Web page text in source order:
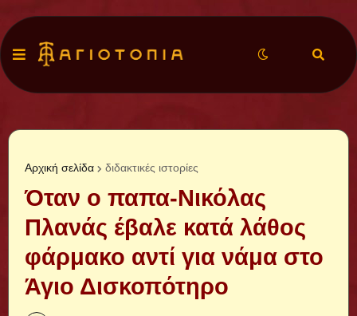
Αρχική σελίδα διδακτικές ιστορίες
Όταν ο παπα-Νικόλας
Πλανάς έβαλε κατά λάθος
φάρμακο αντί για νάμα στο
Άγιο Δισκοπότηρο